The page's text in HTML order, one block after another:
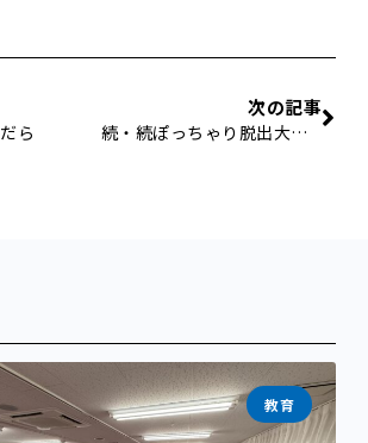
ら
次の記事
続・続ぽっちゃり脱出大作戦！
教育